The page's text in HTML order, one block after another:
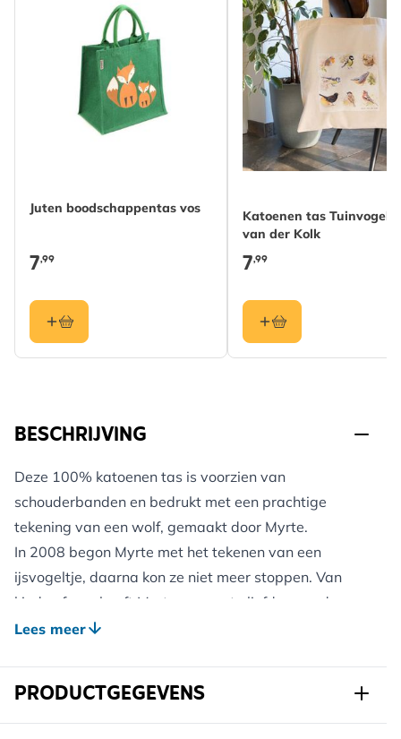
Juten boodschappentas vos
7,99
Katoenen tas Tuinvogels
van der Kolk
7,99
BESCHRIJVING
Deze 100% katoenen tas is voorzien van
schouderbanden en bedrukt met een prachtige
tekening van een wolf, gemaakt door Myrte.
In 2008 begon Myrte met het tekenen van een
ijsvogeltje, daarna kon ze niet meer stoppen. Van
kinds af aan heeft Myrte een grote liefde voor de
natuur en dat straalt haar werk uit. Op dit moment is
De tas is makkelijk opvouwbaar en dus ideaal om
mee te nemen voor het geval u een tas nodig heeft.
Lees meer
PRODUCTGEGEVENS